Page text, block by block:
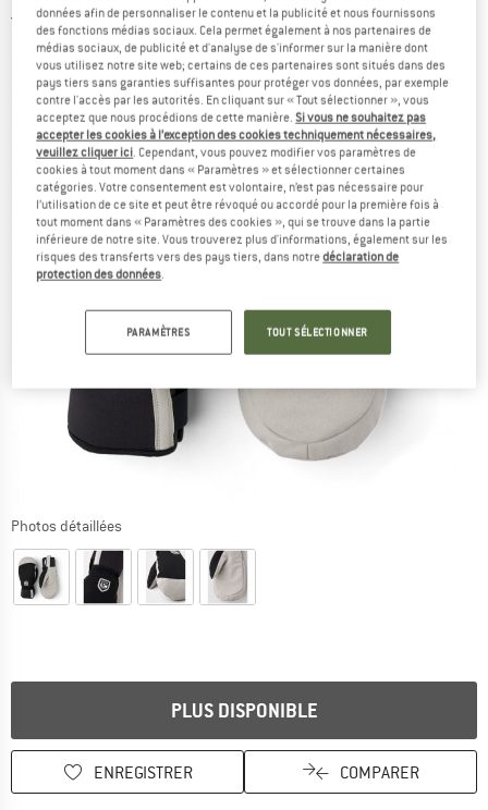
5,0 (1)
Photos détaillées
PLUS DISPONIBLE
ENREGISTRER COMPARER
données afin de personnaliser le contenu et la publicité et nous fournissons
des fonctions médias sociaux. Cela permet également à nos partenaires de
médias sociaux, de publicité et d'analyse de s'informer sur la manière dont
vous utilisez notre site web; certains de ces partenaires sont situés dans des
pays tiers sans garanties suffisantes pour protéger vos données, par exemple
contre l'accès par les autorités. En cliquant sur « Tout sélectionner », vous
acceptez que nous procédions de cette manière.Si vous ne souhaitez pas
accepter les cookies à l’exception des cookies techniquement nécessaires,
veuillez cliquer ici. Cependant, vous pouvez modifier vos paramètres de
cookies à tout moment dans « Paramètres » et sélectionner certaines
catégories. Votre consentement est volontaire, n’est pas nécessaire pour
l’utilisation de ce site et peut être révoqué ou accordé pour la première fois à
tout moment dans « Paramètres des cookies », qui se trouve dans la partie
inférieure de notre site. Vous trouverez plus d'informations, également sur les
risques des transferts vers des pays tiers, dans notredéclaration de
protection des données.
PARAMÈTRES TOUT SÉLECTIONNER